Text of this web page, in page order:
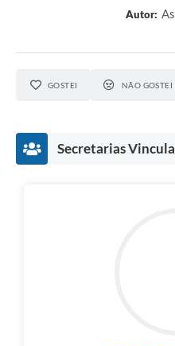
Contas Públicas
Legislação
Autor:
GOSTEI NÃO GOSTEI
Secretarias